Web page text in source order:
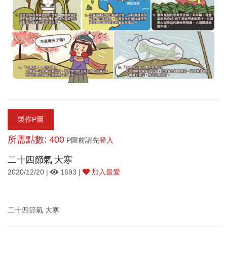
製作P圖
所需點數: 400 P圖前請先登入
二十四節氣 大寒
2020/12/20 | 1693 | 加入最愛
二十四節氣 大寒